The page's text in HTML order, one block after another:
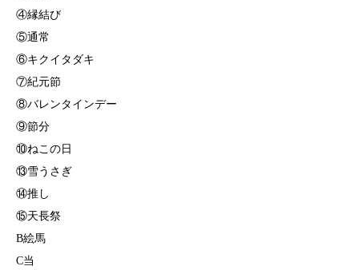
④縁結び
⑤通常
⑥キクイタダキ
⑦紀元節
⑧バレンタインデー
⑨節分
⑩ねこの日
⑬雪うさぎ
⑭推し
⑮天長祭
B絵馬
C当